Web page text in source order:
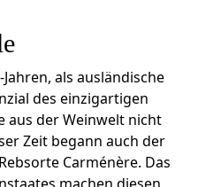
als ausländische
des einzigartigen
aus der Weinwelt nicht
Zeit begann auch der
Carménère. Das
machen diesen